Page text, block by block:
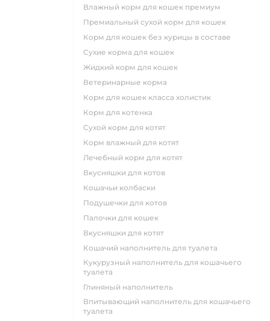
влажный корм для кошек премиум
премиальный сухой корм для кошек
корм для кошек без курицы в составе
сухие корма для кошек
жидкий корм для кошек
ветеринарные корма
корм для кошек класса холистик
корм для котенка
сухой корм для котят
корм влажный для котят
лечебный корм для котят
вкусняшки для котов
кошачьи колбаски
подушечки для котов
палочки для кошек
вкусняшки для котят
кошачий наполнитель для туалета
кукурузный наполнитель для кошачьего
туалета
глиняный наполнитель
впитывающий наполнитель для кошачьего
туалета